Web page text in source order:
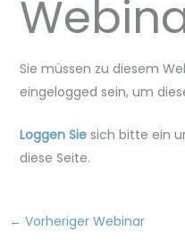
Sie müssen zu diesem
eingelogged sein, um
Loggen Siesich bitte ein
diese Seite.
← Vorheriger Webinar